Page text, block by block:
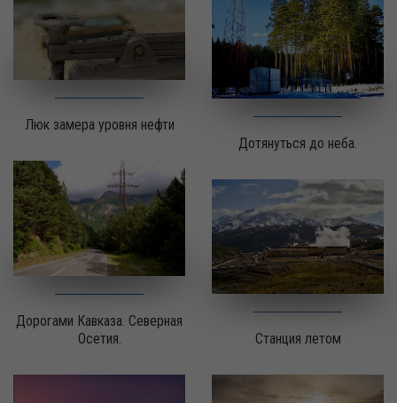
Дотянуться до неба.
Люк замера уровня нефти
Станция летом
Дорогами Кавказа. Северная
Осетия.